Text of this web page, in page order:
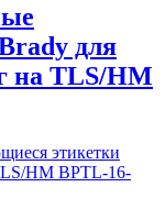
для
на TLS/HM